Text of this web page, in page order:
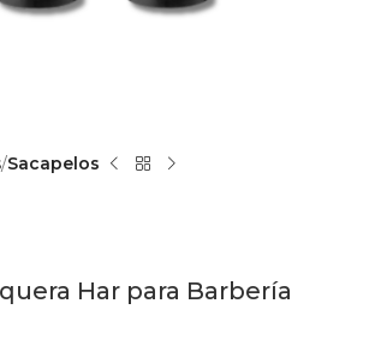
Sacapelos
Har para Barbería